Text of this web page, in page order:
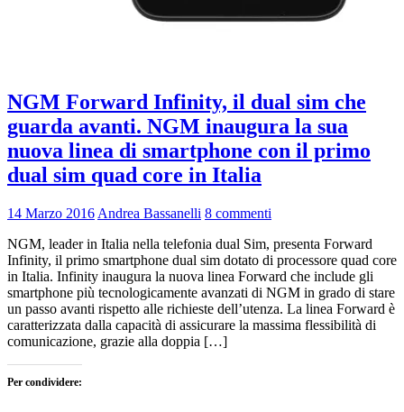
NGM Forward Infinity, il dual sim che
guarda avanti. NGM inaugura la sua
nuova linea di smartphone con il primo
dual sim quad core in Italia
14 Marzo 2016 Andrea Bassanelli 8 commenti
NGM, leader in Italia nella telefonia dual Sim, presenta Forward
Infinity, il primo smartphone dual sim dotato di processore quad core
in Italia. Infinity inaugura la nuova linea Forward che include gli
smartphone più tecnologicamente avanzati di NGM in grado di stare
un passo avanti rispetto alle richieste dell’utenza. La linea Forward è
caratterizzata dalla capacità di assicurare la massima flessibilità di
comunicazione, grazie alla doppia […]
Per condividere: